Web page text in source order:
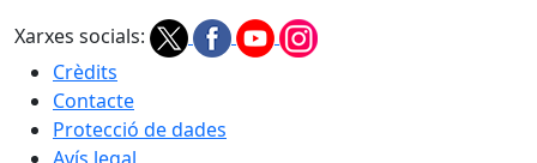
Xarxes socials:
Crèdits
Contacte
Protecció de dades